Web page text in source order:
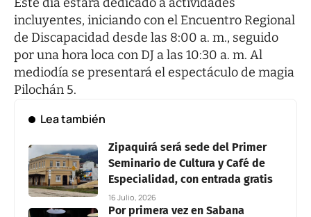
incluyentes, iniciando con el Encuentro Regional
de Discapacidad desde las 8:00 a. m., seguido
por una hora loca con DJ a las 10:30 a. m. Al
mediodía se presentará el espectáculo de magia
Pilochán 5.
Lea también
Zipaquirá será sede del Primer
Seminario de Cultura y Café de
Especialidad, con entrada gratis
16 Julio, 2026
Por primera vez en Sabana